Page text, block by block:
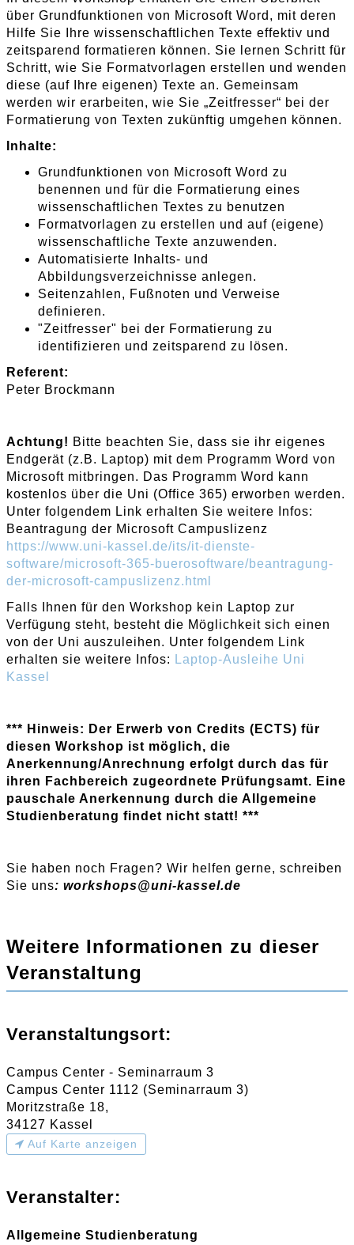
über Grundfunktionen von Microsoft Word, mit deren
Hilfe Sie Ihre wissenschaftlichen Texte effektiv und
zeitsparend formatieren können. Sie lernen Schritt für
Schritt, wie Sie Formatvorlagen erstellen und wenden
diese (auf Ihre eigenen) Texte an. Gemeinsam
werden wir erarbeiten, wie Sie „Zeitfresser“ bei der
Formatierung von Texten zukünftig umgehen können.
Inhalte:
Grundfunktionen von Microsoft Word zu
benennen und für die Formatierung eines
wissenschaftlichen Textes zu benutzen
Formatvorlagen zu erstellen und auf (eigene)
wissenschaftliche Texte anzuwenden.
Automatisierte Inhalts- und
Abbildungsverzeichnisse anlegen.
Seitenzahlen, Fußnoten und Verweise
definieren.
"Zeitfresser" bei der Formatierung zu
identifizieren und zeitsparend zu lösen.
Referent:
Peter Brockmann
Achtung! Bitte beachten Sie, dass sie ihr eigenes
Endgerät (z.B. Laptop) mit dem Programm Word von
Microsoft mitbringen. Das Programm Word kann
kostenlos über die Uni (Office 365) erworben werden.
Unter folgendem Link erhalten Sie weitere Infos:
Beantragung der Microsoft Campuslizenz
https://www.uni-kassel.de/its/it-dienste-
software/microsoft-365-buerosoftware/beantragung-
der-microsoft-campuslizenz.html
Falls Ihnen für den Workshop kein Laptop zur
Verfügung steht, besteht die Möglichkeit sich einen
von der Uni auszuleihen. Unter folgendem Link
erhalten sie weitere Infos: Laptop-Ausleihe Uni
Kassel
*** Hinweis: Der Erwerb von Credits (ECTS) für
diesen Workshop ist möglich, die
Anerkennung/Anrechnung erfolgt durch das für
ihren Fachbereich zugeordnete Prüfungsamt. Eine
pauschale Anerkennung durch die Allgemeine
Studienberatung findet nicht statt! ***
Sie haben noch Fragen? Wir helfen gerne, schreiben
Sie uns: workshops@uni-kassel.de
Weitere Informationen zu dieser
Veranstaltung
Veranstaltungsort:
Campus Center - Seminarraum 3
Campus Center 1112 (Seminarraum 3)
Moritzstraße 18,
34127 Kassel
Auf Karte anzeigen
Veranstalter:
Allgemeine Studienberatung